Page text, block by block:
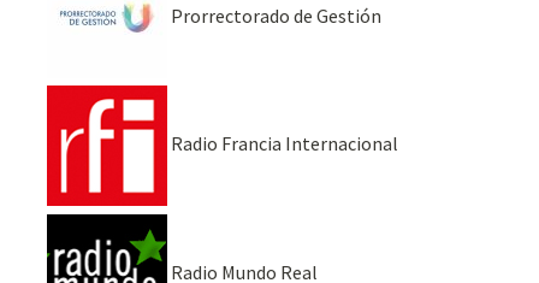
Prorrectorado de Gestión
Radio Francia Internacional
Radio Mundo Real